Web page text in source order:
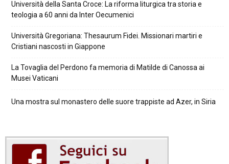
Università della Santa Croce: La riforma liturgica tra storia e
teologia a 60 anni da Inter Oecumenici
Università Gregoriana: Thesaurum Fidei. Missionari martiri e
Cristiani nascosti in Giappone
La Tovaglia del Perdono fa memoria di Matilde di Canossa ai
Musei Vaticani
Una mostra sul monastero delle suore trappiste ad Azer, in Siria